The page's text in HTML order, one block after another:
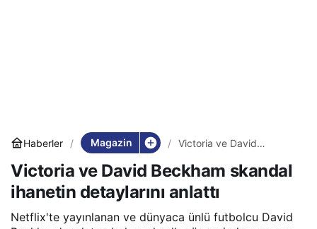
Haberler Magazin
Victoria ve David
detaylarını anlattı
Victoria ve David Beckham skandal
ihanetin detaylarını anlattı
Netflix'te yayınlanan ve dünyaca ünlü futbolcu David